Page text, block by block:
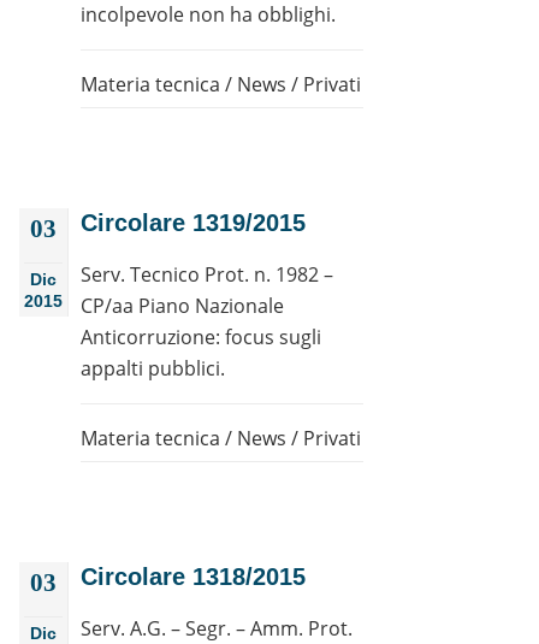
incolpevole non ha obblighi.
Materia tecnica / News / Privati
03
Dic
2015
Circolare 1319/2015
Serv. Tecnico Prot. n. 1982 –
CP/aa Piano Nazionale
Anticorruzione: focus sugli
appalti pubblici.
Materia tecnica / News / Privati
03
Dic
Circolare 1318/2015
Serv. A.G. – Segr. – Amm. Prot.